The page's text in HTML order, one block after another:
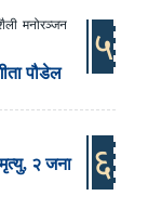
मनोरञ्जन
पौडेल
५
२ जना
६